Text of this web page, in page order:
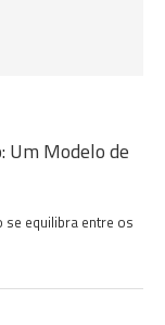
Um Modelo de
se equilibra entre os